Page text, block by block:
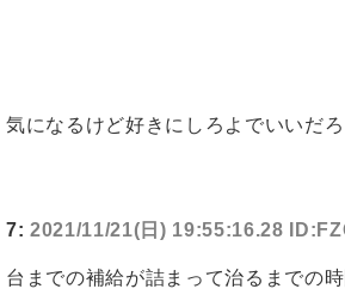
気になるけど好きにしろよでいいだろ
7: 2021/11/21(日) 19:55:16.28
台までの補給が詰まって治るまでの